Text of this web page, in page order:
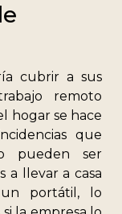
cubrir a sus
remoto
hogar se hace
que
pueden ser
a llevar a casa
portátil, lo